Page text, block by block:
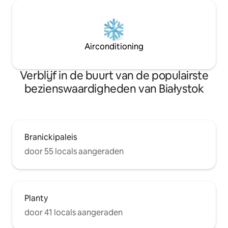
Airconditioning
Verblijf in de buurt van de populairste
bezienswaardigheden van Białystok
Branickipaleis
door 55 locals aangeraden
Planty
door 41 locals aangeraden